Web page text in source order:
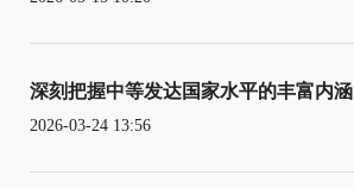
深刻把握中等发达国家水平的丰富内涵
2026-03-24 13:56